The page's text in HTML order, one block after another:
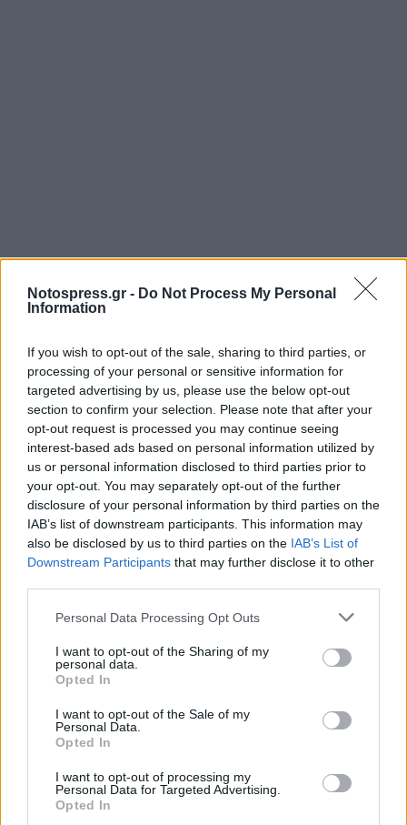
Notospress.gr - Do Not Process My Personal
Information
If you wish to opt-out of the sale, sharing to third parties, or
processing of your personal or sensitive information for
targeted advertising by us, please use the below opt-out
section to confirm your selection. Please note that after your
opt-out request is processed you may continue seeing
interest-based ads based on personal information utilized by
us or personal information disclosed to third parties prior to
your opt-out. You may separately opt-out of the further
disclosure of your personal information by third parties on the
IAB’s list of downstream participants. This information may
also be disclosed by us to third parties on the IAB’s List of
Downstream Participants that may further disclose it to other
Personal Data Processing Opt Outs
I want to opt-out of the Sharing of my
personal data.
Opted In
I want to opt-out of the Sale of my
Personal Data.
Opted In
I want to opt-out of processing my
Personal Data for Targeted Advertising.
Opted In
Σχετικά Άρθρα
Προσβάσιμες παραλίες για όλους στον Δήμο
Κορινθίων
20/06/2026 10:19